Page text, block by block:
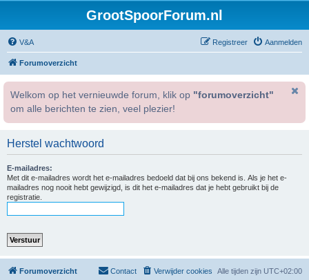
GrootSpoorForum.nl
V&A Aanmelden
Registreer
Forumoverzicht
Welkom op het vernieuwde forum, klik op "forumoverzicht"
om alle berichten te zien, veel plezier!
Herstel wachtwoord
E-mailadres:
Met dit e-mailadres wordt het e-mailadres bedoeld dat bij ons bekend is. Als je het e-
mailadres nog nooit hebt gewijzigd, is dit het e-mailadres dat je hebt gebruikt bij de
registratie.
Forumoverzicht Alle tijden zijn UTC+02:00
Verwijder cookies
Contact